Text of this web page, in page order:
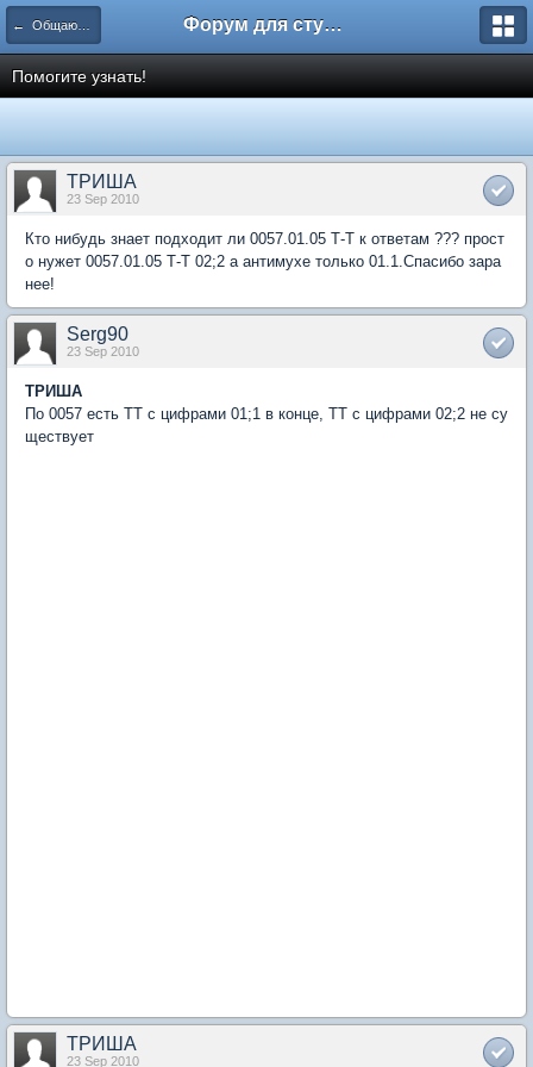
← Общаются экономисты Форум для студента СГА
Помогите узнать!
ТРИША
23 Sep 2010
Кто нибудь знает подходит ли 0057.01.05 Т-Т к ответам ??? прост
о нужет 0057.01.05 Т-Т 02;2 а антимухе только 01.1.Спасибо зара
нее!
Serg90
23 Sep 2010
ТРИША
По 0057 есть ТТ с цифрами 01;1 в конце, ТТ с цифрами 02;2 не су
ществует
ТРИША
23 Sep 2010